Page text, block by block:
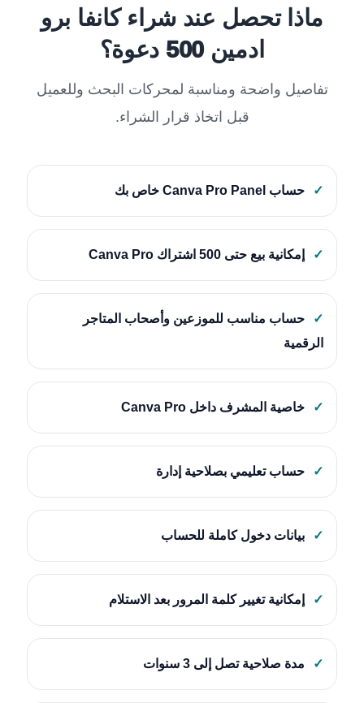
ماذا تحصل عند شراء كانفا برو
ادمين 500 دعوة؟
تفاصيل واضحة ومناسبة لمحركات البحث وللعميل
قبل اتخاذ قرار الشراء.
✓ حساب Canva Pro Panel خاص بك
✓ إمكانية بيع حتى 500 اشتراك Canva Pro
✓
حساب مناسب للموزعين وأصحاب المتاجر
الرقمية
✓ خاصية المشرف داخل Canva Pro
✓ حساب تعليمي بصلاحية إدارة
✓ بيانات دخول كاملة للحساب
✓ إمكانية تغيير كلمة المرور بعد الاستلام
✓ مدة صلاحية تصل إلى 3 سنوات